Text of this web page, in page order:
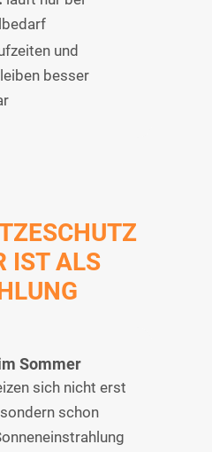
und
besser
IST ALS
Sommer
sich nicht erst
schon